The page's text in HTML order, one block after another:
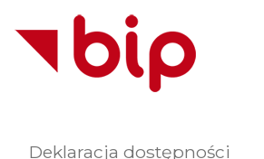
Deklaracja dostępności